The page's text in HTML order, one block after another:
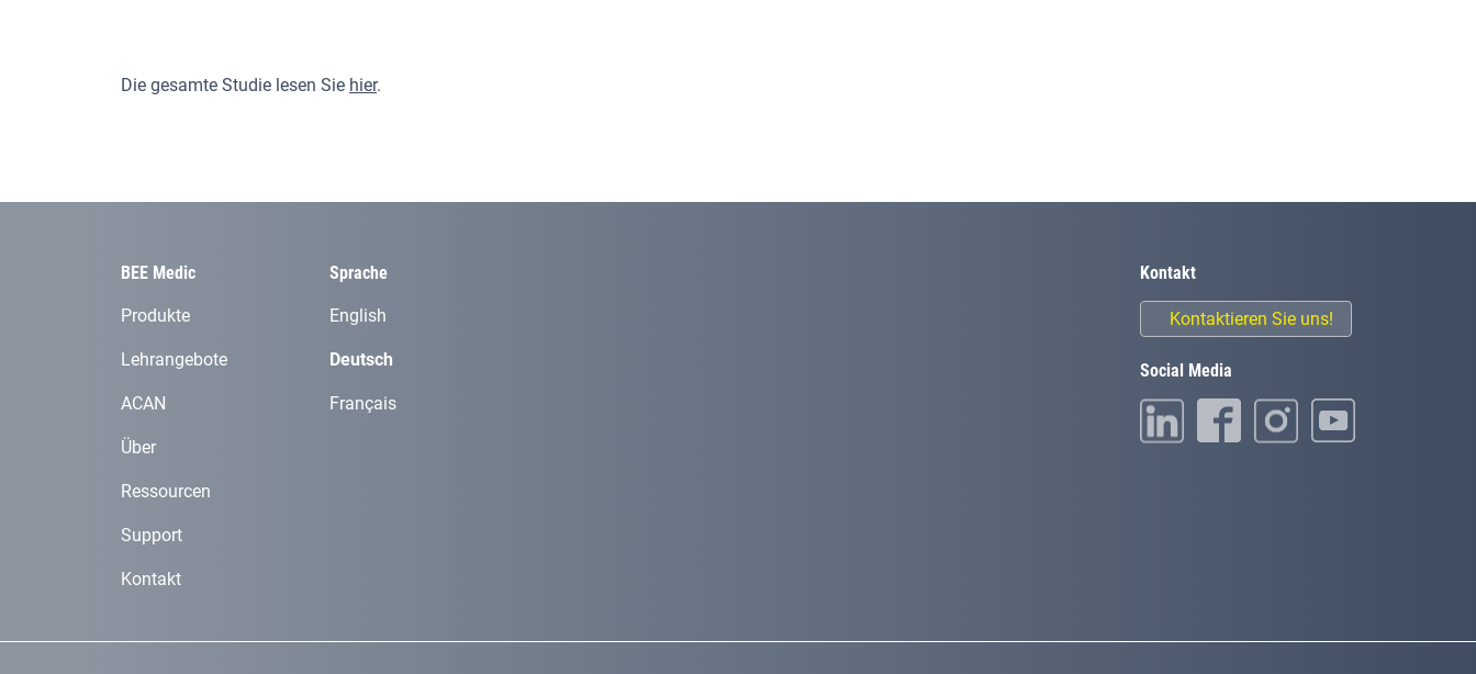
Die gesamte Studie lesen Sie hier.
BEE Medic
Produkte
Lehrangebote
ACAN
Über
Ressourcen
Support
Kontakt
Sprache
English
Deutsch
Français
Kontakt
Kontaktieren Sie uns!
Social Media